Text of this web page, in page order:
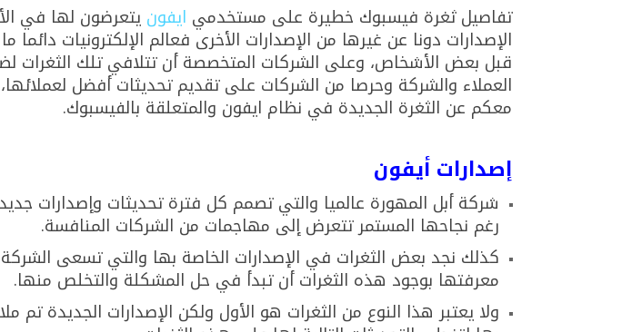
تفاصيل ثغرة فيسبوك خطيرة على مستخدمي ايفون يتعرضون لها في
الإصدارات دونا عن غيرها من الإصدارات الأخرى فعالم الإلكترونيات
قبل بعض الأشخاص، وعلى الشركات المتخصصة أن تتلافي تلك الثغرات
العملاء والشركة وحرصا من الشركات على تقديم تحديثات أفضل
معكم عن الثغرة الجديدة في نظام ايفون والمتعلقة بالفيسبوك.
إصدارات أيفون
شركة أبل المهورة عالميا والتي تصمم كل فترة تحديثات وإصدارات
رغم نجاحها المستمر تتعرض إلى مهاجمات من الشركات المنافسة.
كذلك نجد بعض الثغرات في الإصدارات الخاصة بها والتي تسعى
معرفتها بوجود هذه الثغرات أن تبدأ في حل المشكلة والتخلص منها.
ولا يعتبر هذا النوع من الثغرات هو الأول ولكن الإصدارات الجديدة تم